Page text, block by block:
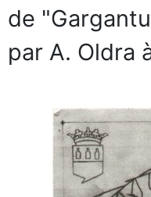
de
par A. Oldra